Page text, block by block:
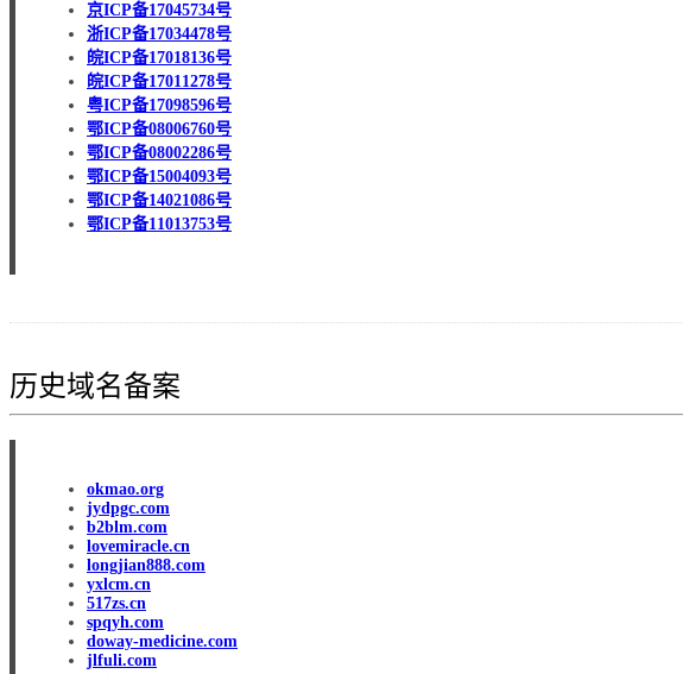
京ICP备17045734号
浙ICP备17034478号
皖ICP备17018136号
皖ICP备17011278号
粤ICP备17098596号
鄂ICP备08006760号
鄂ICP备08002286号
鄂ICP备15004093号
鄂ICP备14021086号
鄂ICP备11013753号
历史域名备案
okmao.org
jydpgc.com
b2blm.com
lovemiracle.cn
longjian888.com
yxlcm.cn
517zs.cn
spqyh.com
doway-medicine.com
jlfuli.com